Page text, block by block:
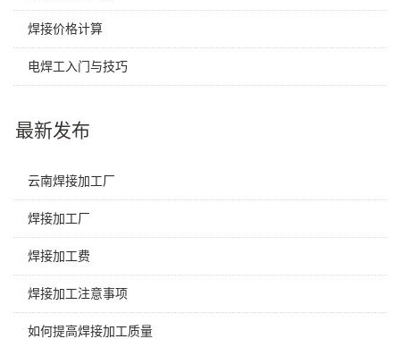
焊接价格计算
电焊工入门与技巧
最新发布
云南焊接加工厂
焊接加工厂
焊接加工费
焊接加工注意事项
如何提高焊接加工质量